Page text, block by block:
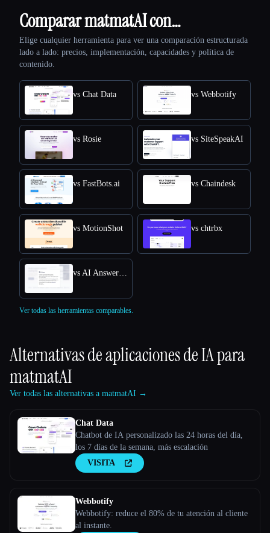
Comparar matmatAI con…
Elige cualquier herramienta para ver una comparación estructurada
lado a lado: precios, implementación, capacidades y política de
contenido.
vs Chat Data vs Webbotify
vs Rosie vs SiteSpeakAI
vs FastBots.ai vs Chaindesk
vs MotionShot vs chtrbx
vs AI Answers by Cohere
Ver todas las herramientas comparables.
Alternativas de aplicaciones de IA para
matmatAI
Ver todas las alternativas a matmatAI →
Chat Data
Chatbot de IA personalizado las 24 horas del día,
los 7 días de la semana, más escalación
VISITA
Webbotify
Webbotify: reduce el 80% de tu atención al cliente
al instante.